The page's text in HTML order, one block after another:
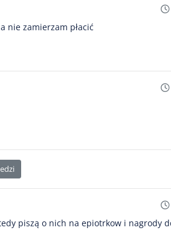
nie zamierzam płacić
piszą o nich na epiotrkow i nagrody